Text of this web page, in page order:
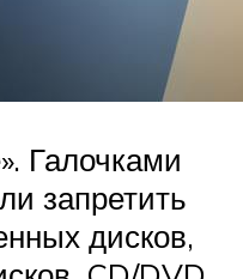
Галочками
запретить
дисков,